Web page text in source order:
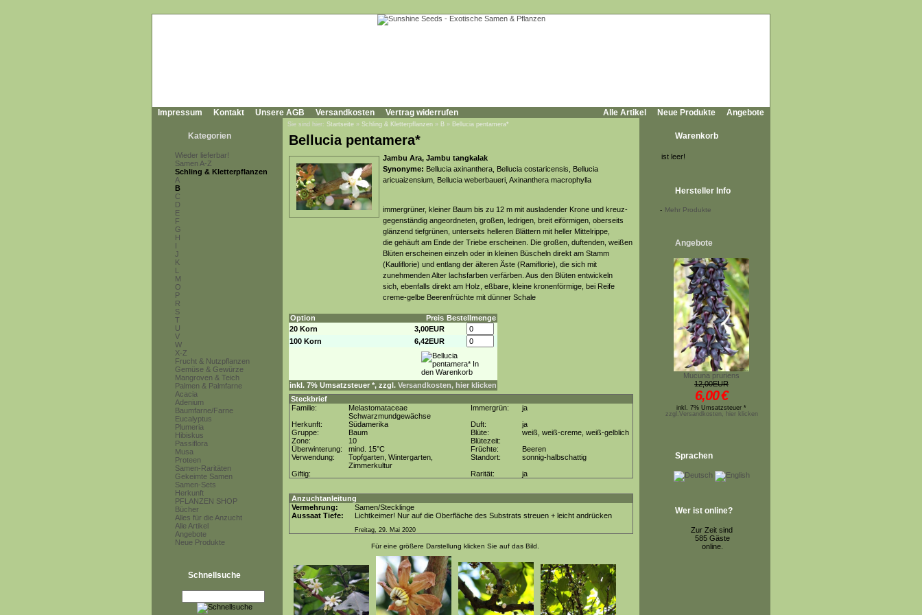
Impressum Kontakt Unsere AGB Versandkosten Vertrag widerrufen Alle Artikel Neue Produkte Angebote
Kategorien
Wieder lieferbar!
Samen A-Z
Schling & Kletterpflanzen
A
B
C
D
E
F
G
H
I
J
K
L
M
O
P
R
S
T
U
V
W
X-Z
Frucht & Nutzpflanzen
Gemüse & Gewürze
Mangroven & Teich
Palmen & Palmfarne
Acacia
Adenium
Baumfarne/Farne
Eucalyptus
Plumeria
Hibiskus
Passiflora
Musa
Proteen
Samen-Raritäten
Gekeimte Samen
Samen-Sets
Herkunft
PFLANZEN SHOP
Bücher
Alles für die Anzucht
Alle Artikel
Angebote
Neue Produkte
Schnellsuche
Sie sind hier: Startseite » Schling & Kletterpflanzen » B » Bellucia pentamera*
Bellucia pentamera*
Jambu Ara, Jambu tangkalak
Synonyme: Bellucia axinanthera, Bellucia costaricensis, Bellucia
aricuaizensium, Bellucia weberbaueri, Axinanthera macrophylla
immergrüner, kleiner Baum bis zu 12 m mit ausladender Krone und kreuz-
gegenständig angeordneten, großen, ledrigen, breit eiförmigen, oberseits
glänzend tiefgrünen, unterseits helleren Blättern mit heller Mittelrippe,
die gehäuft am Ende der Triebe erscheinen. Die großen, duftenden, weißen
Blüten erscheinen einzeln oder in kleinen Büscheln direkt am Stamm
(Kauliflorie) und entlang der älteren Äste (Ramiflorie), die sich mit
zunehmenden Alter lachsfarben verfärben. Aus den Blüten entwickeln
sich, ebenfalls direkt am Holz, eßbare, kleine kronenförmige, bei Reife
creme-gelbe Beerenfrüchte mit dünner Schale
Option Preis Bestellmenge
20 Korn
3,00EUR
100 Korn
6,42EUR
inkl. 7% Umsatzsteuer *, zzgl. Versandkosten, hier klicken
Steckbrief
Familie:
Melastomataceae
Schwarzmundgewächse
Immergrün:
ja
Herkunft:
Südamerika Duft:
ja
Gruppe:
Baum Blüte:
weiß, weiß-creme, weiß-gelblich
Zone:
10
Blütezeit:
Überwinterung:
mind. 15°C Früchte:
Beeren
Verwendung:
Topfgarten, Wintergarten,
Zimmerkultur
Standort:
sonnig-halbschattig
Giftig:
Rarität: ja
Anzuchtanleitung
Vermehrung:
Samen/Stecklinge
Aussaat Tiefe:
Lichtkeimer! Nur auf die Oberfläche des Substrats streuen + leicht andrücken
Freitag, 29. Mai 2020
Für eine größere Darstellung klicken Sie auf das Bild.
Warenkorb
ist leer!
Hersteller Info
- Mehr Produkte
Angebote
Mucuna pruriens
12,00EUR
6,00€
inkl. 7% Umsatzsteuer *
zzgl.Versandkosten, hier klicken
Sprachen
Wer ist online?
Zur Zeit sind
585 Gäste
online.